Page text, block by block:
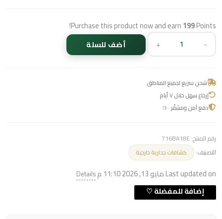
Purchase this product now and earn199Points!
-
+ أضف للسلة
شحن سريع لجميع المناطق
إرجاع سهل خلال ٧ أيام
دفع آمن ومشفّر ١٠٠٪
رقم المنتج: 716BA18E
التصنيف:
كشافات جدارية خارجية
Last updated on مايو 13, 2026 11:10 م Details